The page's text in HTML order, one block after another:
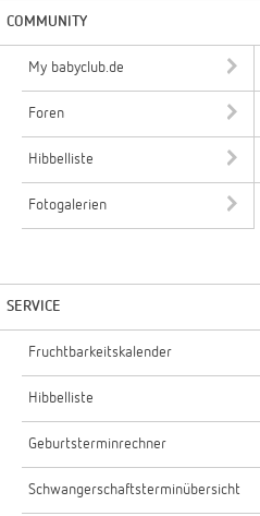
COMMUNITY
My babyclub.de
Foren
Hibbelliste
Fotogalerien
SERVICE
Fruchtbarkeitskalender
Hibbelliste
Geburtsterminrechner
Schwangerschaftsterminübersicht